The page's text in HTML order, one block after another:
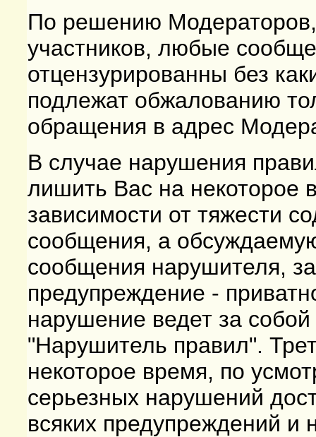
По решению
участников, любые
отцензурированны без
подлежат обжалованию
обращения в адрес
В случае нарушения
лишить Вас на некоторое
зависимости от тяжести
сообщения, а
сообщения нарушителя,
предупреждение -
нарушение ведет за
"Нарушитель правил".
некоторое время, по
серьезных нарушений
всяких предупреждений и